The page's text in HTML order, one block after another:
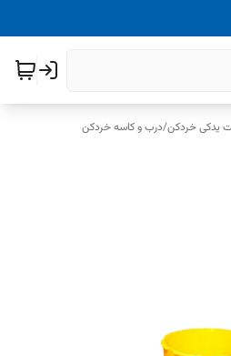
یدکی خردکن/درب و کاسه خردکن